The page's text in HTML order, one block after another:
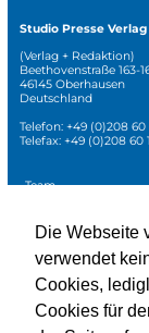
Die Webseite
verwendet
Cookies,
Cookies für
Studio Presse Verlag
(Verlag + Redaktion)
Beethovenstraße 163-
46145 Oberhausen
Deutschland
Telefon: +49 (0)208 60
Telefax: +49 (0)208 60
Navigation
Team
Sonderpublikationen
Impressum
Datenschutz